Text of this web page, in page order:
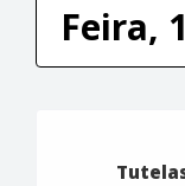
Feira,